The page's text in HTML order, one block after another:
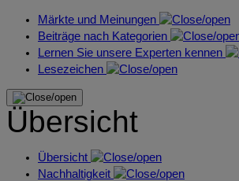
Märkte und Meinungen
Beiträge nach Kategorien
Lernen Sie unsere Experten kennen
Lesezeichen
Übersicht
Übersicht
Nachhaltigkeit